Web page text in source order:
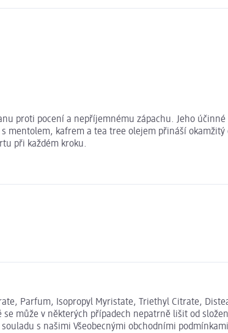
proti pocení a nepříjemnému zápachu. Jeho
mentolem, kafrem a tea tree olejem přináší
při každém kroku.
Parfum, Isopropyl Myristate, Triethyl Citrate,
může v některých případech nepatrně lišit od
s našimi Všeobecnými obchodními